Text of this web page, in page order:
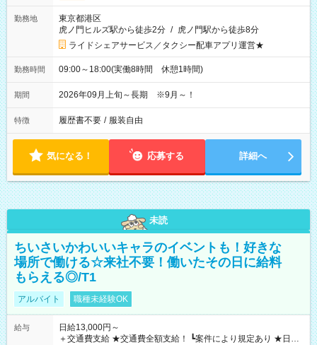
勤務地
東京都港区
虎ノ門ヒルズ駅から徒歩2分 / 虎ノ門駅から徒歩8分
ライドシェアサービス／タクシー配車アプリ運営★
勤務時間 09:00～18:00(実働8時間 休憩1時間)
期間 2026年09月上旬～長期 ※9月～！
特徴 履歴書不要 / 服装自由
気になる！ 応募する 詳細へ
未読
ちいさいかわいいキャラのイベントも！好きな
場所で働ける☆来社不要！働いたその日に給料
もらえる◎/T1
アルバイト 職種未経験OK
給与
日給13,000円～
＋交通費支給 ★交通費全額支給！ ┗案件により規定あり ★日払